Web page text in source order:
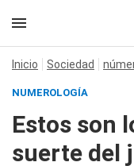
Inicio Sociedad
NUMEROLOGÍA
Estos son
suerte del